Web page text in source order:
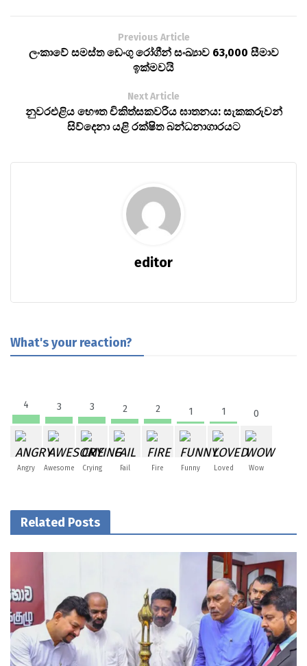
Previous Article
ලංකාවේ සමස්ත ඩෙංගු රෝගීන් සංඛ්‍යාව 63,000 සීමාව
ඉක්මවයි
Next Article
නුවරඑළිය භෞත චිකිත්සකවරිය ඝාතනය: සැකකරුවන්
සිව්දෙනා යළි රක්ෂිත බන්ධනාගාරයට
editor
What's your reaction?
4
Angry
3
Awesome
3
Crying
2
Fail
2
Fire
1
Funny
1
Loved
0
Wow
Related Posts